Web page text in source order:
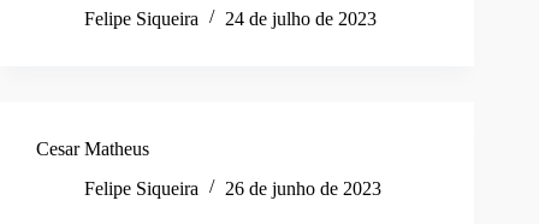
Felipe Siqueira
24 de julho de 2023
Cesar Matheus
Felipe Siqueira
26 de junho de 2023